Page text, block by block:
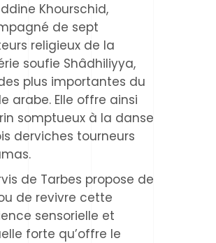
Khourschid,
de sept
religieux de la
soufie Shâdhiliyya,
plus importantes du
arabe. Elle offre ainsi
somptueux à la danse
derviches tourneurs
de Tarbes propose de
de revivre cette
sensorielle et
forte qu’offre le